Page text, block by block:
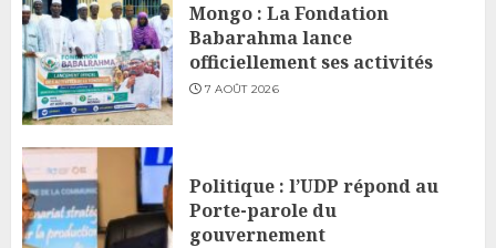
Mongo : La Fondation
Babarahma lance
officiellement ses activités
7 AOÛT 2026
Politique : l’UDP répond au
Porte-parole du
gouvernement